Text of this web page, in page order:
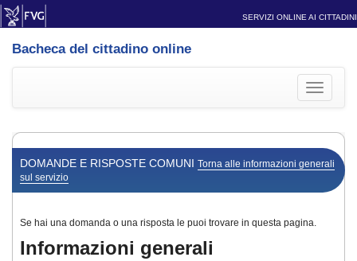
SERVIZI ONLINE AI CITTADINI
Bacheca del cittadino online
Toggle
DOMANDE E RISPOSTE COMUNI Torna alle informazioni generali
sul servizio
Se hai una domanda o una risposta le puoi trovare in questa pagina.
Informazioni generali